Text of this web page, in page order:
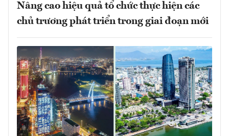
Nâng cao hiệu quả tổ chức thực hiện các
chủ trương phát triển trong giai đoạn mới